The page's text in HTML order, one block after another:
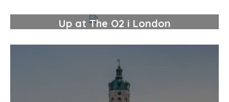
Up at The O2 i London